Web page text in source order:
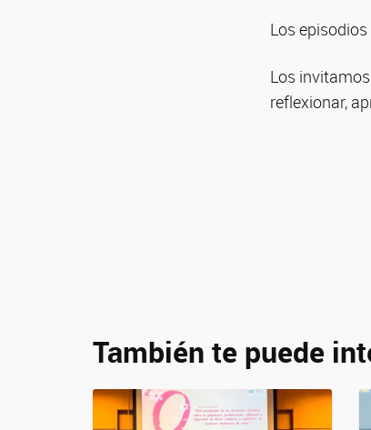
Los
Los
reflexionar,
También te puede